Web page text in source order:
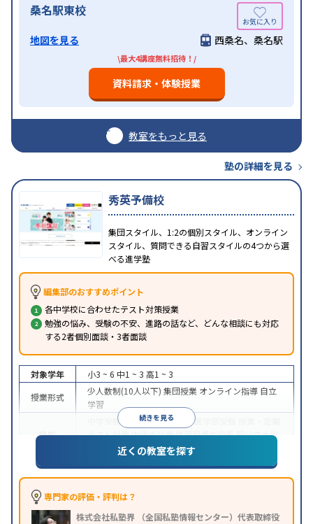
桑名駅東校
地図を見る 西桑名、桑名駅
\最大4講座無料招待！/
資料請求・体験授業
教室をもっと見る
塾の詳細を見る
秀英予備校
集団スタイル、1:2の個別スタイル、オンライン
スタイル、質問できる自習スタイルの4つから選
べる進学塾
編集部のおすすめポイント
各中学校に合わせたテスト対策授業
勉強の悩み、受験の不安、進路の話など、どんな相談にも対応
する2者個別面談・3者面談
続きを見る
対象学年 小3 ~ 6 中1 ~ 3 高1 ~ 3
授業形式
少人数制(10人以下) 集団授業 オンライン指導 自立
学習
目的
中学受験 高校受験大学受験 医学部受験
テスト対策内申点対策学習習慣の定着国公立大対
私大対策共通テスト対策英検(英語検定)対策
特徴
入塾に学力基準あり授業の振替可能学習にPC・タ
ブレットを利用オンライン対応1科目から受講可能
季節講習のみの受講可
※2023年10月調査。
近くの教室を探す
専門家の評価・評判は？
株式会社私塾界 （全国私塾情報センター）代表取締役